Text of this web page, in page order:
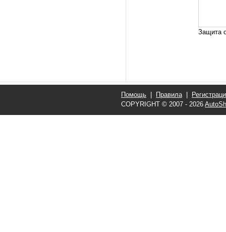
Защита
Помощь Правила|
COPYRIGHT © 2007 - 2026